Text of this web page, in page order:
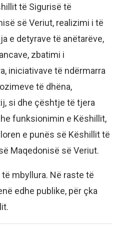
të Sigurisë të
së Veriut, realizimi i të
e detyrave të anëtarëve,
zbatimi i
iniciativave të ndërmarra
të dhëna,
si dhe çështje të tjera
funksionimin e Këshillit,
e punës së Këshillit të
Maqedonisë së Veriut.
mbyllura. Në raste të
edhe publike, për çka